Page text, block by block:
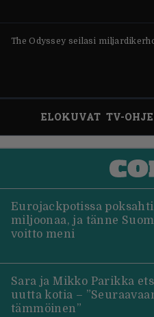
The Odyssey seilasi
ELOKUVAT TV-
Eurojackpotissa poksahti
miljoonaa, ja tänne
voitto meni
Sara ja Mikko Parikka
uutta kotia –
tämmöinen”